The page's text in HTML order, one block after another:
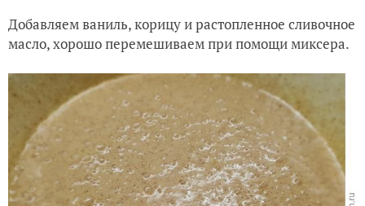
Добавляем ваниль, корицу и растопленное сливочное
масло, хорошо перемешиваем при помощи миксера.